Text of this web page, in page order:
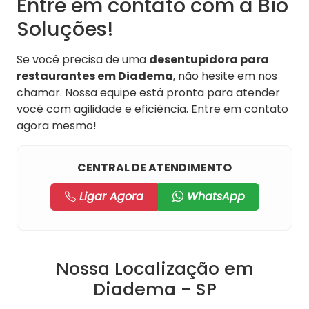
Soluções!
Se você precisa de uma desentupidora para
restaurantes em Diadema, não hesite em nos
chamar. Nossa equipe está pronta para atender
você com agilidade e eficiência. Entre em contato
agora mesmo!
CENTRAL DE ATENDIMENTO
Ligar Agora
WhatsApp
Nossa Localização em
Diadema - SP